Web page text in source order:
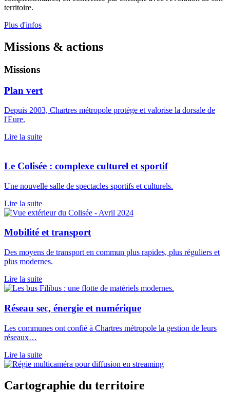
territoire.
Plus d'infos
Missions & actions
Missions
Plan vert
Depuis 2003, Chartres métropole protège et valorise la dorsale de
l'Eure.
Lire la suite
Le Colisée : complexe culturel et sportif
Une nouvelle salle de spectacles sportifs et culturels.
Lire la suite
Mobilité et transport
Des moyens de transport en commun plus rapides, plus réguliers et
plus modernes.
Lire la suite
Réseau sec, énergie et numérique
Les communes ont confié à Chartres métropole la gestion de leurs
réseaux…
Lire la suite
Cartographie du territoire